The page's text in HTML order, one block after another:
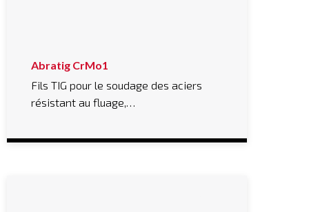
Abratig CrMo1
Fils TIG pour le soudage des aciers
résistant au fluage,…